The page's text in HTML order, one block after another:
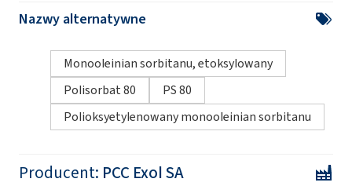
Nazwy alternatywne
Monooleinian sorbitanu, etoksylowany
Polisorbat 80
PS 80
Polioksyetylenowany monooleinian sorbitanu
Producent: PCC Exol SA